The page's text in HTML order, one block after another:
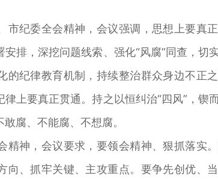
纪委全会精神，会议强调，思想上要真
排，深挖问题线索、强化“风腐”同查，切
的纪律教育机制，持续整治群众身边不正
上要真正贯通。持之以恒纠治“四风”，锲
腐、不能腐、不想腐。
神，会议要求，要领会精神、狠抓落实
向、抓牢关键、主攻重点。要争先创优、